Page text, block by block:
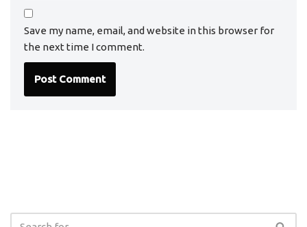
Save my name, email, and website in this browser for
the next time I comment.